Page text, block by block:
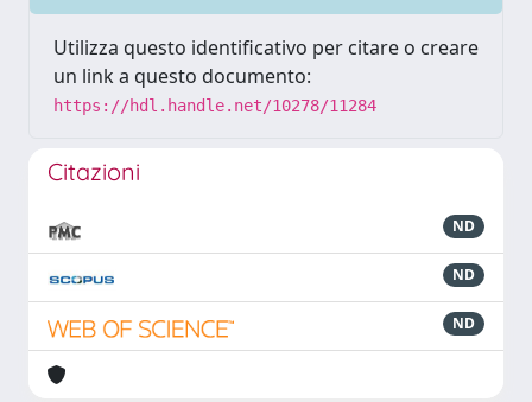
Utilizza questo identificativo per citare o creare
un link a questo documento:
https://hdl.handle.net/10278/11284
Citazioni
ND
ND
ND